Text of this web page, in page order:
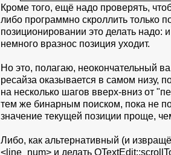
Кроме того, ещё надо проверять,
либо программно скроллить только
позиционировании это делать надо:
немного вразнос позиция уходит.
Но это, полагаю, неокончательный
ресайза оказывается в самом низу,
на несколько шагов вверх-вниз от
тем же бинарным поиском, пока не
значение текущей позиции проще,
Либо, как альтернативный (и
<line_num> и делать